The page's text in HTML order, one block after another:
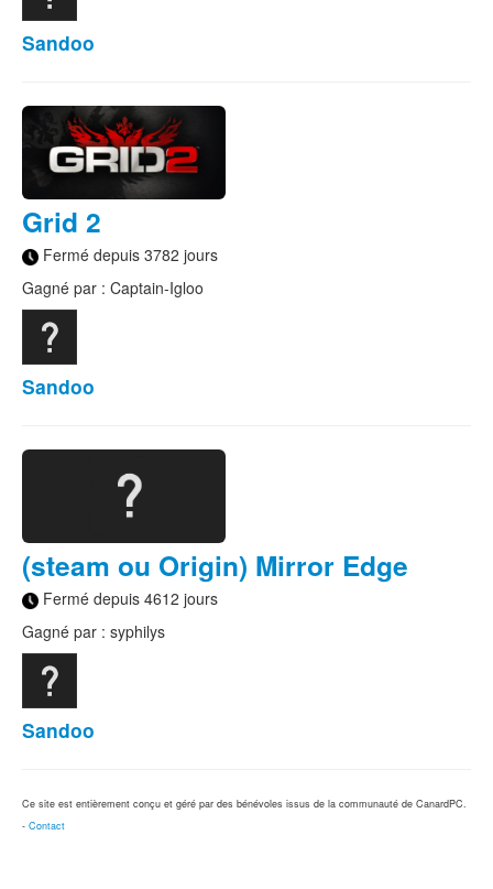
Sandoo
Grid 2
Fermé depuis 3782 jours
Gagné par : Captain-Igloo
Sandoo
(steam ou Origin) Mirror Edge
Fermé depuis 4612 jours
Gagné par : syphilys
Sandoo
Ce site est entièrement conçu et géré par des bénévoles issus de la communauté de CanardPC.
- Contact